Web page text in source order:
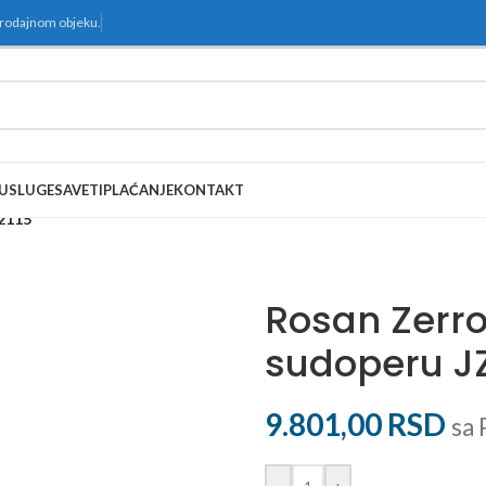
objeku.
USLUGESAVETIPLAĆANJEKONTAKT
Rosan
sudoperu
9.801,00 RSD sa